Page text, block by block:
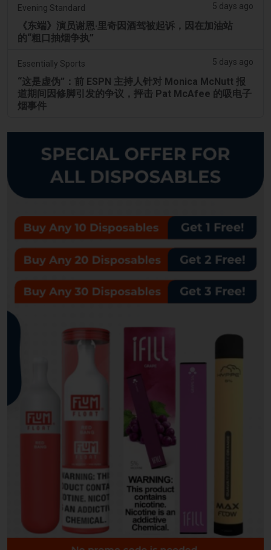
Evening Standard 5 days ago
《东端》演员谢恩·里奇因酒驾被起诉，因在加油站
的“粗口抽烟争执”
Essentially Sports 5 days ago
“这是虚伪”：前 ESPN 主持人针对 Monica McNutt 报
道期间因修脚引发的争议，抨击 Pat McAfee 的吸电子
烟事件